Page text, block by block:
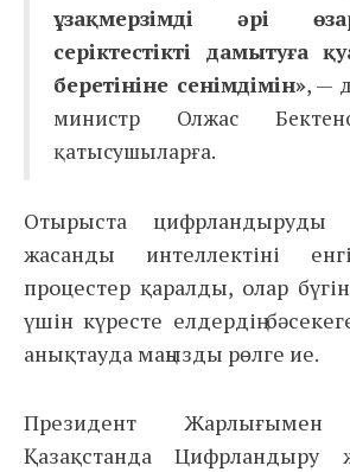
ұзақмерзімді әрі
серіктестікті дамытуға
беретініне сенімдімін», —
министр Олжас
қатысушыларға.
Отырыста
жасанды интеллектіні
процестер қаралды, олар
үшін күресте елдердің
анықтауда маңызды рөлге ие.
Президент
Қазақстанда Цифрландыру